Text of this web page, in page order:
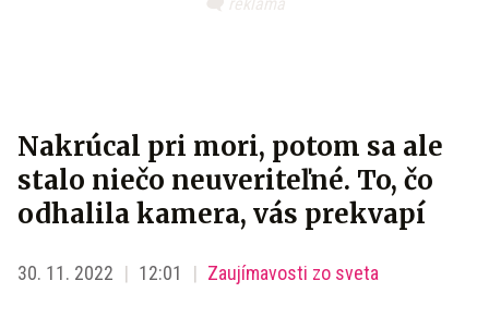
Nakrúcal pri mori, potom sa ale
stalo niečo neuveriteľné. To, čo
odhalila kamera, vás prekvapí
30. 11. 2022 12:01 Zaujímavosti zo sveta